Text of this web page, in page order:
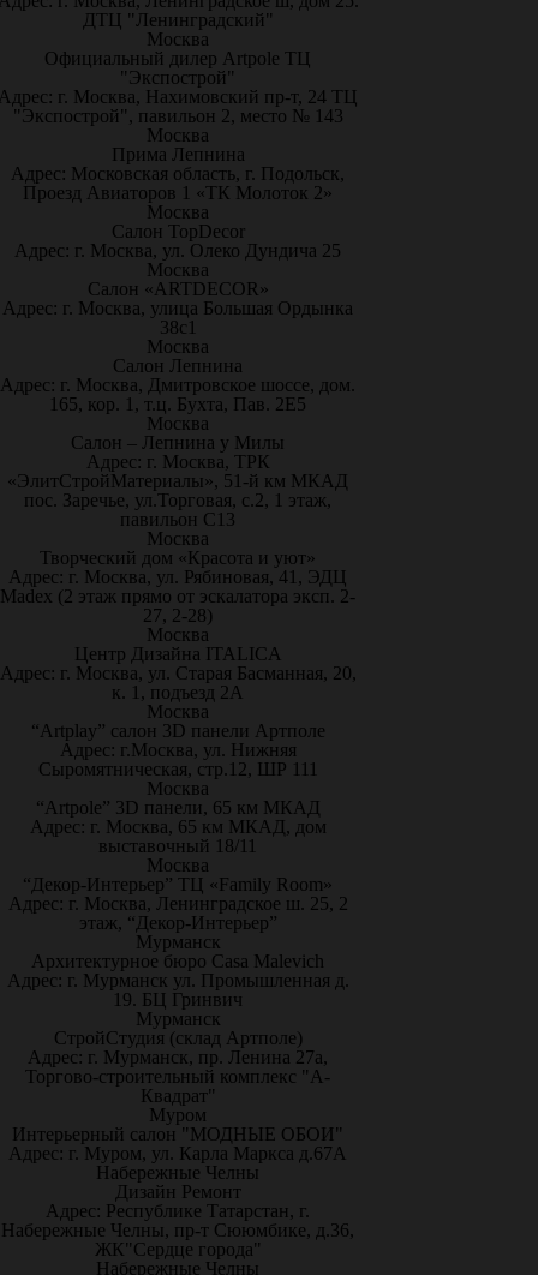
ДТЦ "Ленинградский"
Москва
Официальный дилер Artpole ТЦ
"Экспострой"
г. Москва, Нахимовский пр-т, 24 ТЦ
"Экспострой", павильон 2, место № 143
Москва
Прима Лепнина
Адрес: Московская область, г. Подольск,
Проезд Авиаторов 1 «ТК Молоток 2»
Москва
Салон TopDecor
Адрес: г. Москва, ул. Олеко Дундича 25
Москва
Салон «ARTDECOR»
Адрес: г. Москва, улица Большая Ордынка
38с1
Москва
Салон Лепнина
Адрес: г. Москва, Дмитровское шоссе, дом.
165, кор. 1, т.ц. Бухта, Пав. 2Е5
Москва
Салон – Лепнина у Милы
Адрес: г. Москва, ТРК
«ЭлитСтройМатериалы», 51-й км МКАД
пос. Заречье, ул.Торговая, с.2, 1 этаж,
павильон С13
Москва
Творческий дом «Красота и уют»
Адрес: г. Москва, ул. Рябиновая, 41, ЭДЦ
Madex (2 этаж прямо от эскалатора эксп. 2-
27, 2-28)
Москва
Центр Дизайна ITALICA
Адрес: г. Москва, ул. Старая Басманная, 20,
к. 1, подъезд 2А
Москва
“Artplay” салон 3D панели Артполе
Адрес: г.Москва, ул. Нижняя
Сыромятническая, стр.12, ШР 111
Москва
“Artpole” 3D панели, 65 км МКАД
Адрес: г. Москва, 65 км МКАД, дом
выставочный 18/11
Москва
“Декор-Интерьер” ТЦ «Family Room»
Адрес: г. Москва, Ленинградское ш. 25, 2
этаж, “Декор-Интерьер”
Мурманск
Архитектурное бюро Casa Malevich
Адрес: г. Мурманск ул. Промышленная д.
19. БЦ Гринвич
Мурманск
СтройСтудия (склад Артполе)
Адрес: г. Мурманск, пр. Ленина 27а,
Торгово-строительный комплекс "А-
Квадрат"
Муром
Интерьерный салон "МОДНЫЕ ОБОИ"
Адрес: г. Муром, ул. Карла Маркса д.67А
Набережные Челны
Дизайн Ремонт
Адрес: Республике Татарстан, г.
Набережные Челны, пр-т Сююмбике, д.36,
ЖК"Сердце города"
Набережные Челны